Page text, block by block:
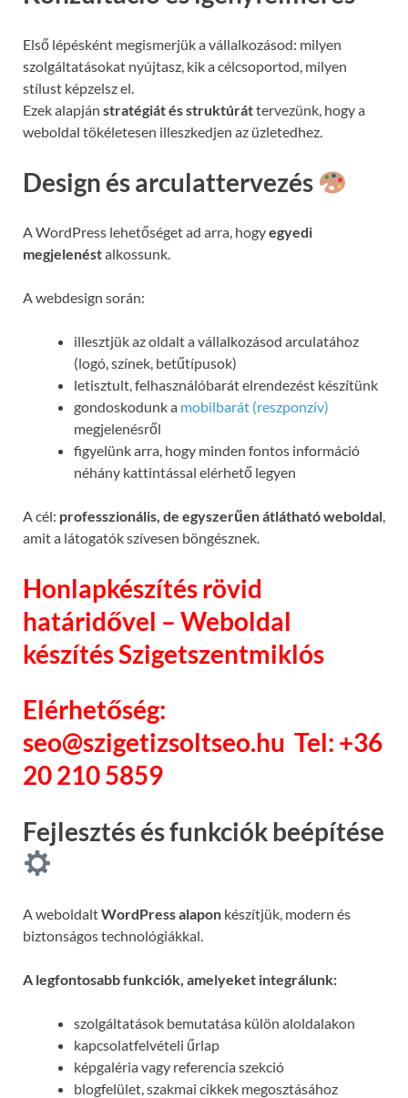
Első lépésként megismerjük a vállalkozásod: milyen
szolgáltatásokat nyújtasz, kik a célcsoportod, milyen
stílust képzelsz el.
Ezek alapján stratégiát és struktúráttervezünk, hogy a
weboldal tökéletesen illeszkedjen az üzletedhez.
Design és arculattervezés
A WordPress lehetőséget ad arra, hogyegyedi
megjelenéstalkossunk.
A webdesign során:
illesztjük az oldalt a vállalkozásod arculatához
(logó, színek, betűtípusok)
letisztult, felhasználóbarát elrendezést készítünk
gondoskodunk a mobilbarát (reszponzív)
megjelenésről
figyelünk arra, hogy minden fontos információ
néhány kattintással elérhető legyen
A cél: professzionális, de egyszerűen átlátható weboldal,
amit a látogatók szívesen böngésznek.
Honlapkészítés rövid
határidővel – Weboldal
készítés Szigetszentmiklós
Elérhetőség:
seo@szigetizsoltseo.hu Tel: +36
20 210 5859
Fejlesztés és funkciók beépítése
A weboldaltWordPress alapon készítjük, modern és
biztonságos technológiákkal.
A legfontosabb funkciók, amelyeket integrálunk:
szolgáltatások bemutatása külön aloldalakon
kapcsolatfelvételi űrlap
képgaléria vagy referencia szekció
blogfelület, szakmai cikkek megosztásához